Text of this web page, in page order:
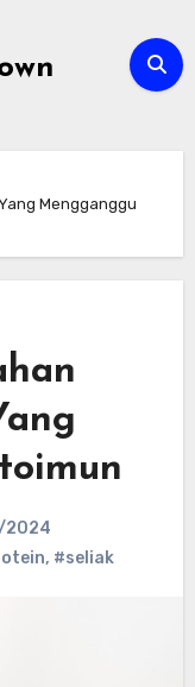
Mengganggu
, #seliak